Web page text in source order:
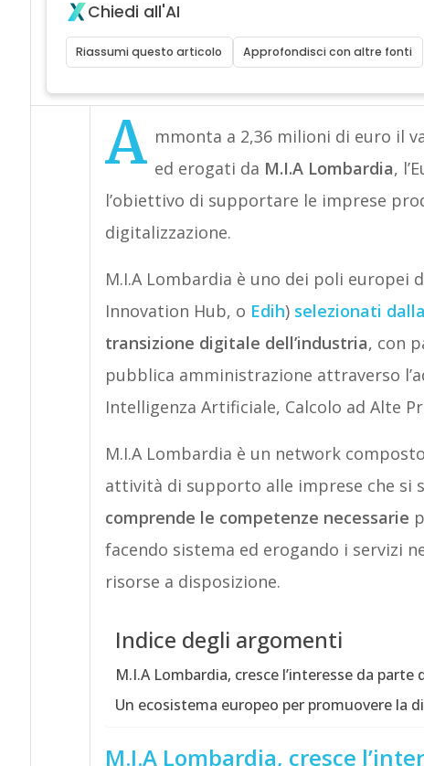
Chiedi all'AI
Riassumi questo articolo Approfondisci con altre fonti
A mmonta a 2,36 milioni di euro il
ed erogati da M.I.A Lombardia,
l’obiettivo di supportare le imprese
digitalizzazione.
M.I.A Lombardia è uno dei poli europei
Innovation Hub, o Edih) selezionati
transizione digitale dell’industria, con
pubblica amministrazione attraverso
Intelligenza Artificiale, Calcolo ad Alte
M.I.A Lombardia è un network
attività di supporto alle imprese che si
comprende le competenze necessarie
facendo sistema ed erogando i servizi
risorse a disposizione.
Indice degli argomenti
M.I.A Lombardia, cresce l’interesse da
Un ecosistema europeo per promuovere la
M.I.A Lombardia, cresce